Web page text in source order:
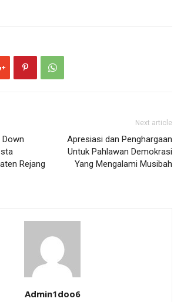
Down
Rejang
Next article
Apresiasi dan Penghargaan
Untuk Pahlawan Demokrasi
Yang Mengalami Musibah
Admin1doo6